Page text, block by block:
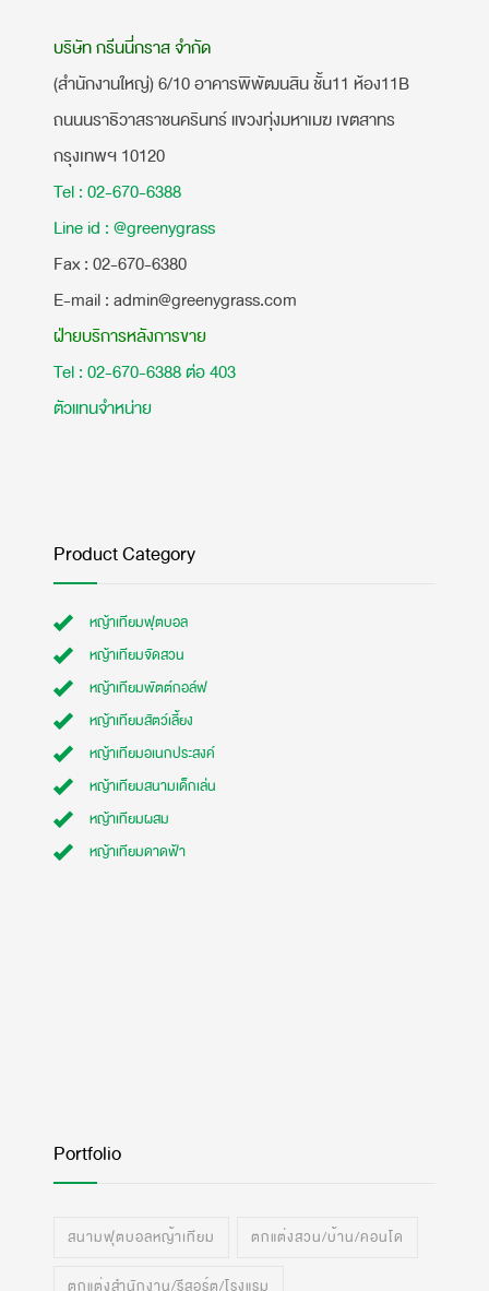
บริษัท กรีนนี่กราส จำกัด
(สำนักงานใหญ่) 6/10 อาคารพิพัฒนสิน ชั้น11 ห้อง11B
ถนนนราธิวาสราชนครินทร์ แขวงทุ่งมหาเมฆ เขตสาทร
กรุงเทพฯ 10120
Tel : 02-670-6388
Line id : @greenygrass
​Fax : 02-670-6380
E-mail : admin@greenygrass.com
ฝ่ายบริการหลังการขาย
Tel : 02-670-6388 ต่อ 403
ตัวแทนจำหน่าย
Product Category
หญ้าเทียมฟุตบอล
หญ้าเทียมจัดสวน
หญ้าเทียมพัตต์กอล์ฟ
หญ้าเทียมสัตว์เลี้ยง
หญ้าเทียมอเนกประสงค์
หญ้าเทียมสนามเด็กเล่น
หญ้าเทียมผสม
หญ้าเทียมดาดฟ้า
Portfolio
สนามฟุตบอลหญ้าเทียม ตกแต่งสวน/บ้าน/คอนโด